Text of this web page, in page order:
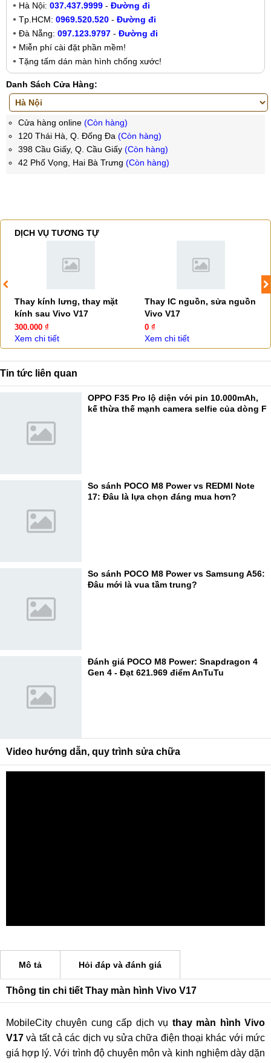
Hà Nội: 037.437.9999 - Đường đi
Tp.HCM: 0969.520.520 - Đường đi
Đà Nẵng: 097.123.9797 - Đường đi
Miễn phí cài đặt phần mềm!
Tặng tấm dán màn hình chống xước!
Danh Sách Cửa Hàng:
Cửa hàng online (Còn hàng)
120 Thái Hà, Q. Đống Đa (Còn hàng)
398 Cầu Giấy, Q. Cầu Giấy (Còn hàng)
42 Phố Vọng, Hai Bà Trưng (Còn hàng)
DỊCH VỤ TƯƠNG TỰ
Thay kính lưng, thay mặt
kính sau Vivo V17
300.000 ₫
Xem chi tiết
Thay IC nguồn, sửa nguồn
Vivo V17
0 ₫
Xem chi tiết
Tin tức liên quan
OPPO F35 Pro lộ diện với pin 10.000mAh,
kế thừa thế mạnh camera selfie của dòng F
So sánh POCO M8 Power vs REDMI Note
17: Đâu là lựa chọn đáng mua hơn?
So sánh POCO M8 Power vs Samsung A56:
Đâu mới là vua tầm trung?
Đánh giá POCO M8 Power: Snapdragon 4
Gen 4 - Đạt 621.969 điểm AnTuTu
Video hướng dẫn, quy trình sửa chữa
Mô tả Hỏi đáp và đánh giá
Thông tin chi tiết Thay màn hình Vivo V17
MobileCity chuyên cung cấp dịch vụ thay màn hình Vivo
V17và tất cả các dịch vụ sửa chữa điện thoại khác với mức
giá hợp lý. Với trình độ chuyên môn và kinh nghiệm dày dặn